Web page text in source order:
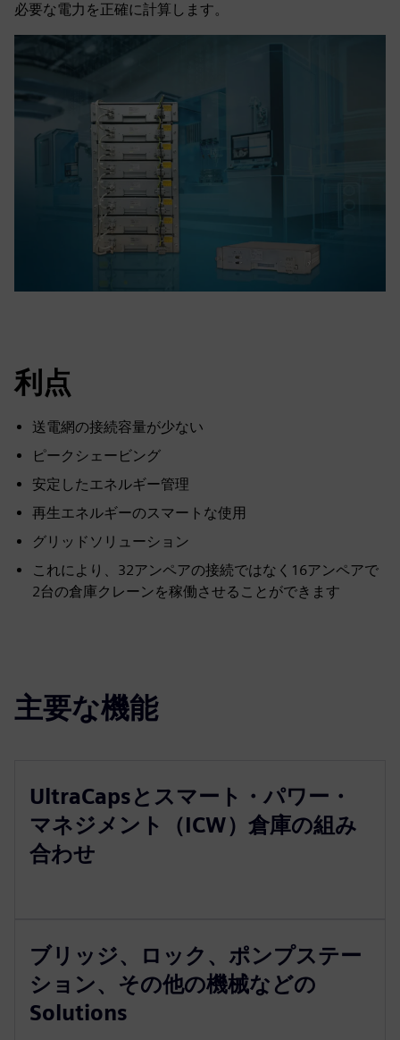
必要な電力を正確に計算します。
利点
送電網の接続容量が少ない
ピークシェービング
安定したエネルギー管理
再生エネルギーのスマートな使用
グリッドソリューション
これにより、32アンペアの接続ではなく16アンペアで
2台の倉庫クレーンを稼働させることができます
主要な機能
UltraCapsとスマート・パワー・
マネジメント（ICW）倉庫の組み
合わせ
ブリッジ、ロック、ポンプステー
ション、その他の機械などの
Solutions